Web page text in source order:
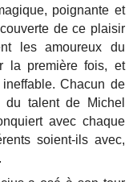
poignante et
de ce plaisir
les amoureux du
la première fois, et
Chacun de
du talent de Michel
avec chaque
soient-ils avec,